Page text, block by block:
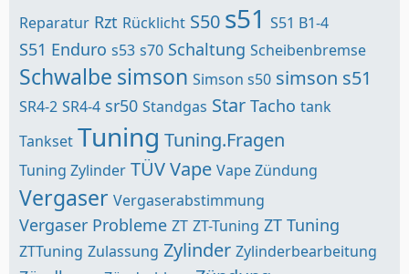
Reparatur Rzt Rücklicht S50 s51 S51 B1-4
S51 Enduro s53 s70 Schaltung Scheibenbremse
Schwalbe simson Simson s50 simson s51
SR4-2 SR4-4 sr50 Standgas Star Tacho tank
Tankset Tuning Tuning.Fragen
Tuning Zylinder TÜVVape Vape Zündung
Vergaser Vergaserabstimmung
Vergaser Probleme ZT ZT-Tuning ZT Tuning
ZTTuning Zulassung Zylinder Zylinderbearbeitung